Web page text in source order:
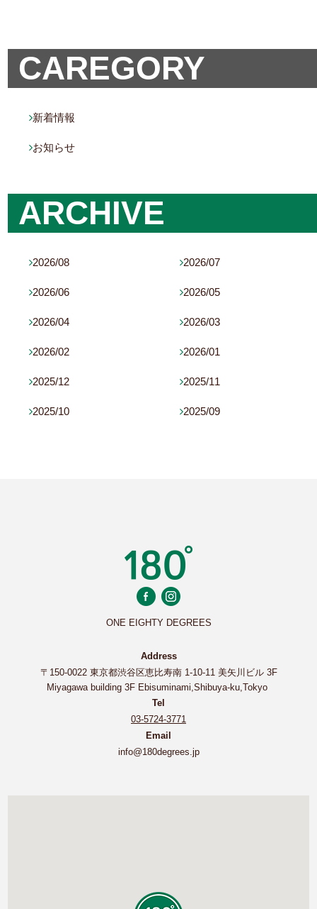
CAREGORY
新着情報
お知らせ
ARCHIVE
2026/08 2026/07
2026/06 2026/05
2026/04 2026/03
2026/02 2026/01
2025/12 2025/11
2025/10 2025/09
ONE EIGHTY DEGREES
Address
〒150-0022 東京都渋谷区恵比寿南 1-10-11 美矢川ビル 3F
Miyagawa building 3F Ebisuminami,Shibuya-ku,Tokyo
Tel
03-5724-3771
Email
info@180degrees.jp